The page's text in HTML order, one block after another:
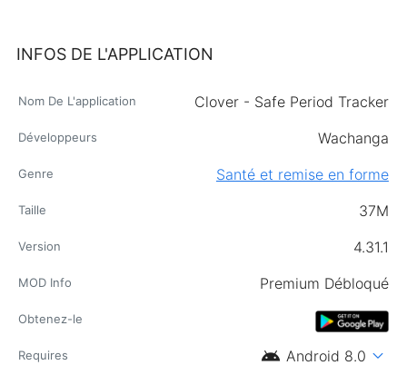
INFOS DE L'APPLICATION
Nom De L'application Clover - Safe Period Tracker
Développeurs Wachanga
Genre Santé et remise en forme
Taille 37M
Version 4.31.1
MOD Info Premium Débloqué
Obtenez-le
Requires android Android 8.0 expand_more